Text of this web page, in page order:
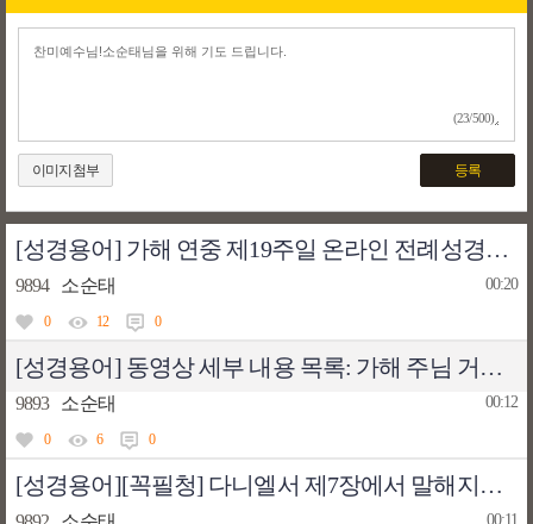
(23/500)
이미지첨부 등록
[성경용어] 가해 연중 제19주일 온라인 전례성경공부/영어성경공부 묵상 자료
9894 소순태 00:20
0 12 0
[성경용어] 동영상 세부 내용 목록: 가해 주님 거룩한 변모 축일(8월 6일) 전례성경 공부/묵상
9893 소순태 00:12
0 6 0
[성경용어][꼭필청] 다니엘서 제7장에서 말해지는 '네 짐승들'에 대하여
00:11